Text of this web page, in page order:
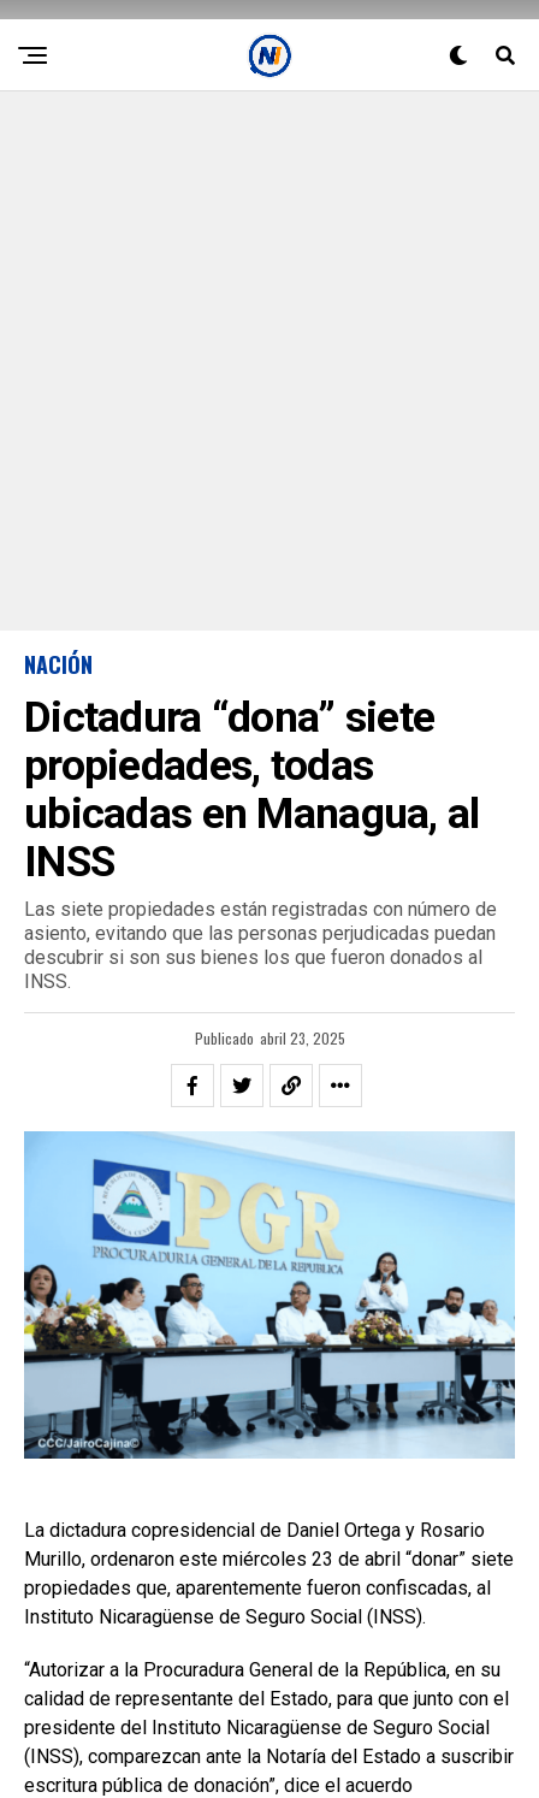
NACIÓN
Dictadura “dona” siete
propiedades, todas
ubicadas en Managua, al
INSS
Las siete propiedades están registradas con número de
asiento, evitando que las personas perjudicadas puedan
descubrir si son sus bienes los que fueron donados al
INSS.
Publicado abril 23, 2025
La dictadura copresidencial de Daniel Ortega y Rosario
Murillo, ordenaron este miércoles 23 de abril “donar” siete
propiedades que, aparentemente fueron confiscadas, al
Instituto Nicaragüense de Seguro Social (INSS).
“Autorizar a la Procuradura General de la República, en su
calidad de representante del Estado, para que junto con el
presidente del Instituto Nicaragüense de Seguro Social
(INSS), comparezcan ante la Notaría del Estado a suscribir
escritura pública de donación”, dice el acuerdo